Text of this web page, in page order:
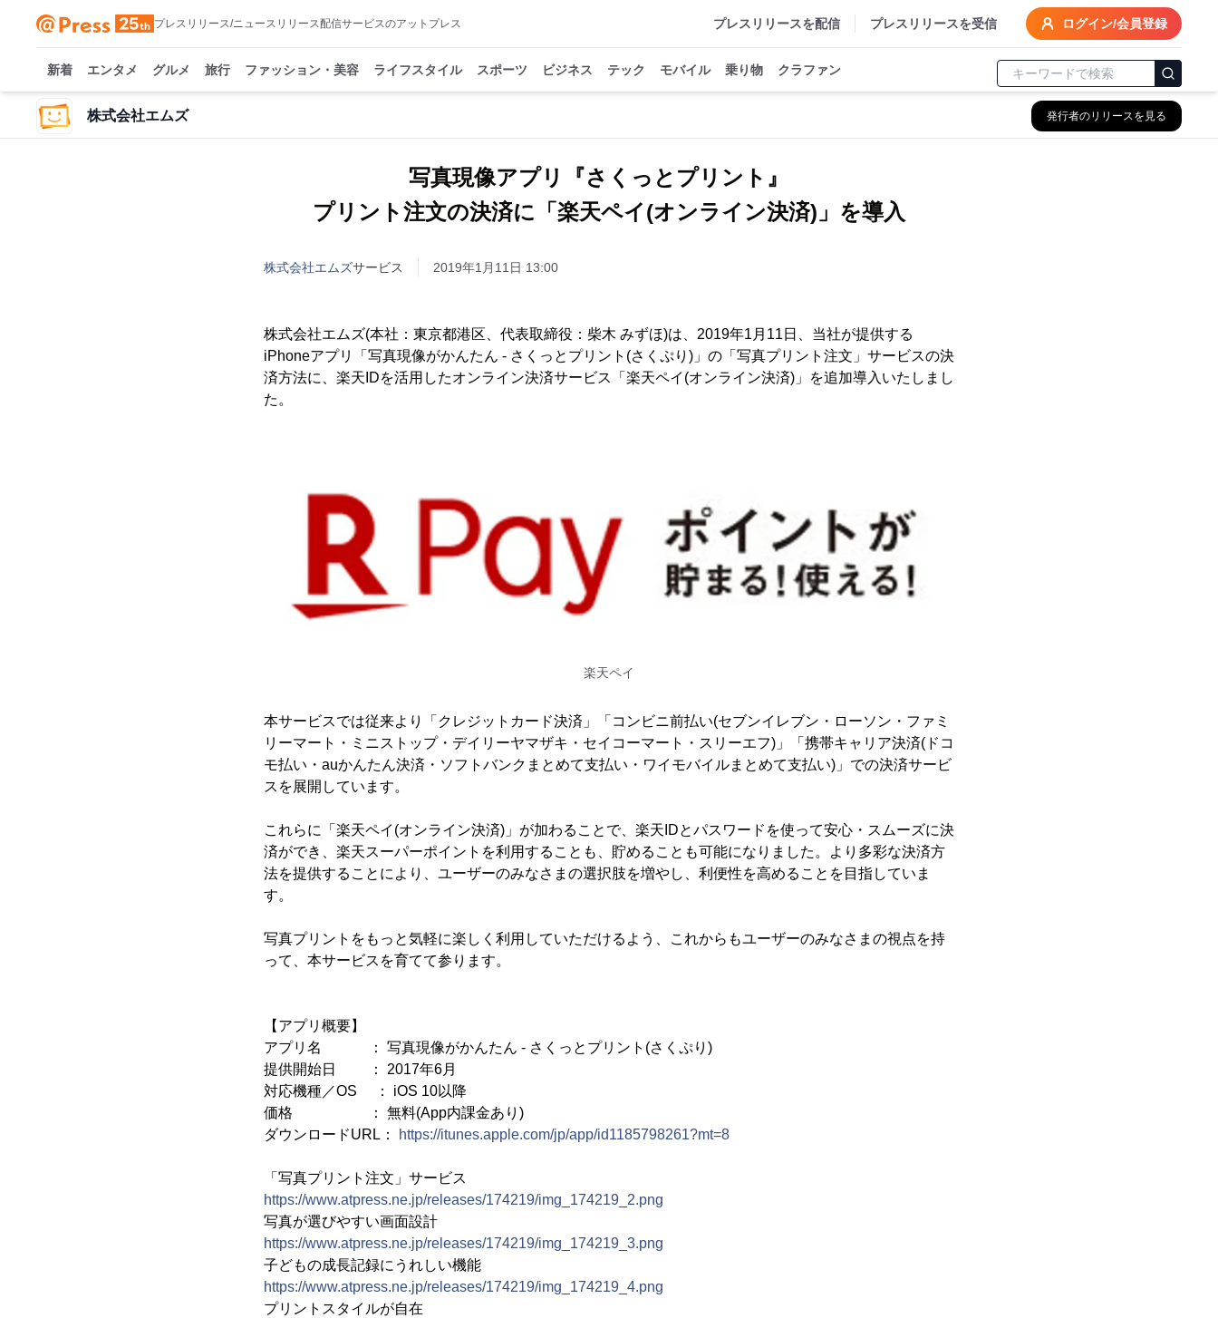
プレスリリース/ニュースリリース配信サービスのアットプレス プレスリリースを配信 プレスリリースを受信 ログイン/会員登録
新着 エンタメ グルメ 旅行 ファッション・美容 ライフスタイル スポーツ ビジネス テック モバイル 乗り物 クラファン
株式会社エムズ 発行者のリリースを見る
写真現像アプリ『さくっとプリント』
プリント注文の決済に「楽天ペイ(オンライン決済)」を導入
株式会社エムズサービス 2019年1月11日 13:00
株式会社エムズ(本社：東京都港区、代表取締役：柴木 みずほ)は、2019年1月11日、当社が提供する
iPhoneアプリ「写真現像がかんたん - さくっとプリント(さくぷり)」の「写真プリント注文」サービスの決
済方法に、楽天IDを活用したオンライン決済サービス「楽天ペイ(オンライン決済)」を追加導入いたしまし
た。
楽天ペイ
本サービスでは従来より「クレジットカード決済」「コンビニ前払い(セブンイレブン・ローソン・ファミ
リーマート・ミニストップ・デイリーヤマザキ・セイコーマート・スリーエフ)」「携帯キャリア決済(ドコ
モ払い・auかんたん決済・ソフトバンクまとめて支払い・ワイモバイルまとめて支払い)」での決済サービ
スを展開しています。
これらに「楽天ペイ(オンライン決済)」が加わることで、楽天IDとパスワードを使って安心・スムーズに決
済ができ、楽天スーパーポイントを利用することも、貯めることも可能になりました。より多彩な決済方
法を提供することにより、ユーザーのみなさまの選択肢を増やし、利便性を高めることを目指していま
す。
写真プリントをもっと気軽に楽しく利用していただけるよう、これからもユーザーのみなさまの視点を持
って、本サービスを育てて参ります。
【アプリ概要】
アプリ名 ： 写真現像がかんたん - さくっとプリント(さくぷり)
提供開始日 ： 2017年6月
対応機種／OS ： iOS 10以降
価格 ： 無料(App内課金あり)
ダウンロードURL：
https://itunes.apple.com/jp/app/id1185798261?mt=8
「写真プリント注文」サービス
https://www.atpress.ne.jp/releases/174219/img_174219_2.png
写真が選びやすい画面設計
https://www.atpress.ne.jp/releases/174219/img_174219_3.png
子どもの成長記録にうれしい機能
https://www.atpress.ne.jp/releases/174219/img_174219_4.png
プリントスタイルが自在